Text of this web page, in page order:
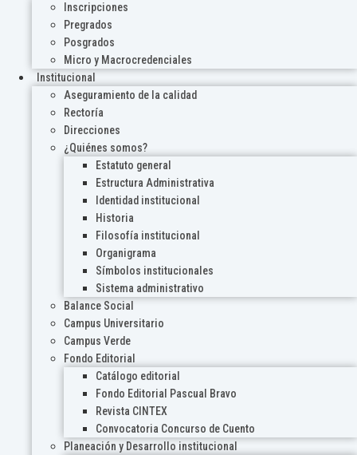
Inscripciones
Pregrados
Posgrados
Micro y Macrocredenciales
Institucional
Aseguramiento de la calidad
Rectoría
Direcciones
¿Quiénes somos?
Estatuto general
Estructura Administrativa
Identidad institucional
Historia
Filosofía institucional
Organigrama
Símbolos institucionales
Sistema administrativo
Balance Social
Campus Universitario
Campus Verde
Fondo Editorial
Catálogo editorial
Fondo Editorial Pascual Bravo
Revista CINTEX
Convocatoria Concurso de Cuento
Planeación y Desarrollo institucional